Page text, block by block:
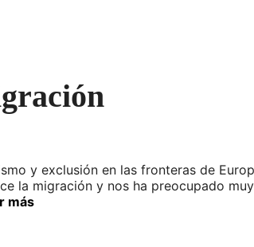
y exclusión en las fronteras de
la migración y nos ha preocupado
más